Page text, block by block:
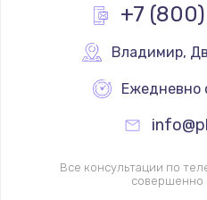
390
Замена
+7
Владимир,
Ежедневно
Все консультации по
совершенно